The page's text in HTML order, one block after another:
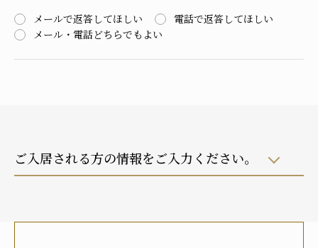
メールで返答してほしい
電話で返答してほしい
メール・電話どちらでもよい
ご入居される方の情報をご入力ください。
自宅におり、介護サービスは利用していない